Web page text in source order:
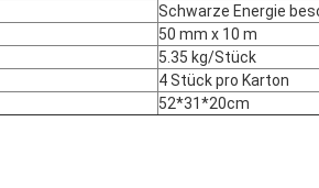
Schwarze Energie
50 mm x 10 m
5.35 kg/Stück
4 Stück pro Karton
52*31*20cm